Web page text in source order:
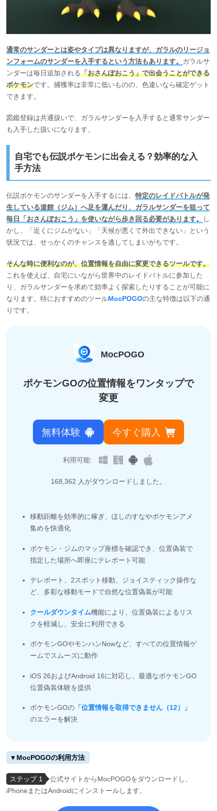
通常のサンダーとは姿やタイプは異なりますが、ガラルのリージョ
ンフォームのサンダーを入手するという方法もあります。 ガラルサ
ンダーは毎日追加される「おさんぽおこう」で出会うことができる
ポケモンです。捕獲率は非常に低いものの、色違いなら確定ゲット
できます。
図鑑登録は共通扱いで、ガラルサンダーを入手すると通常サンダー
も入手した扱いになります。
自宅でも伝説ポケモンに出会える？効率的な入
手方法
伝説ポケモンのサンダーを入手するには、特定のレイドバトルが発
生している道館（ジム）へ足を運んだり、ガラルサンダーを狙って
毎日「おさんぽおこう」を使いながら歩き回る必要があります。
し
かし、「近くにジムがない」「天候が悪くて外出できない」という
状況では、せっかくのチャンスを逃してしまいがちです。
そんな時に便利なのが、位置情報を自由に変更できるツールです。
これを使えば、自宅にいながら世界中のレイドバトルに参加した
り、ガラルサンダーを求めて効率よく探索したりすることが可能に
なります。特におすすめのツールMocPOGOの主な特徴は以下の通
りです。
MocPOGO
ポケモンGOの位置情報をワンタップで
変更
無料体験 今すぐ購入
利用可能:
168,369 人がダウンロードしました。
移動距離を効率的に稼ぎ、ほしのすなやポケモンアメ
集めを快適化
ポケモン・ジムのマップ座標を確認でき、位置偽装で
指定した場所へ即座にテレポート可能
テレポート、2スポット移動、ジョイスティック操作な
ど、多彩な移動モードで自然な位置偽装が可能
クールダウンタイム機能により、位置偽装によるリス
クを軽減し、安全に利用できる
ポケモンGOやモンハンNowなど、すべての位置情報ゲ
ームでスムーズに動作
iOS 26およびAndroid 16に対応し、最適なポケモンGO
位置偽装体験を提供
ポケモンGOの 「位置情報を取得できません（12）」
のエラーを解決
▾ MocPOGOの利用方法
ステップ 1
公式サイトからMocPOGOをダウンロードし、
iPhoneまたはAndroidにインストールします。